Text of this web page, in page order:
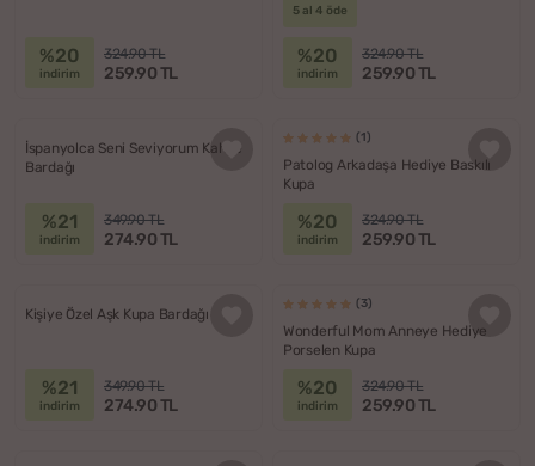
%20
indirim
324.90 TL
259.90 TL
5 al 4 öde
%20
indirim
324.90 TL
259.90 TL
İspanyolca Seni Seviyorum Kahve
Bardağı
%21
indirim
349.90 TL
274.90 TL
(1)
Patolog Arkadaşa Hediye Baskılı
Kupa
%20
indirim
324.90 TL
259.90 TL
Kişiye Özel Aşk Kupa Bardağı
%21
indirim
349.90 TL
274.90 TL
(3)
Wonderful Mom Anneye Hediye
Porselen Kupa
%20
indirim
324.90 TL
259.90 TL